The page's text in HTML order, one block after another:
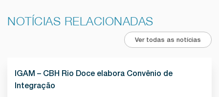
NOTÍCIAS RELACIONADAS
Ver todas as notícias
IGAM – CBH Rio Doce elabora Convênio de
Integração